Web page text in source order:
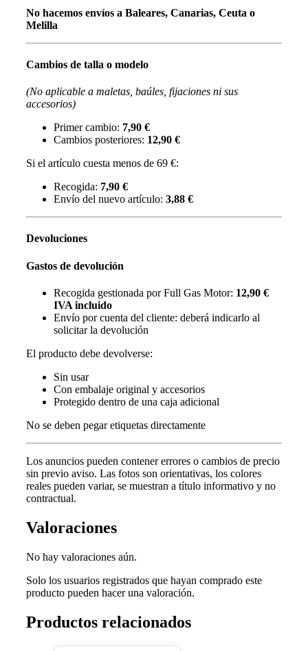
No hacemos envíos a Baleares, Canarias, Ceuta o
Melilla
Cambios de talla o modelo
(No aplicable a maletas, baúles, fijaciones ni sus
accesorios)
Primer cambio: 7,90 €
Cambios posteriores: 12,90 €
Si el artículo cuesta menos de 69 €:
Recogida: 7,90 €
Envío del nuevo artículo: 3,88 €
Devoluciones
Gastos de devolución
Recogida gestionada por Full Gas Motor: 12,90 €
IVA incluido
Envío por cuenta del cliente: deberá indicarlo al
solicitar la devolución
El producto debe devolverse:
Sin usar
Con embalaje original y accesorios
Protegido dentro de una caja adicional
No se deben pegar etiquetas directamente
Los anuncios pueden contener errores o cambios de precio
sin previo aviso. Las fotos son orientativas, los colores
reales pueden variar, se muestran a título informativo y no
contractual.
Valoraciones
No hay valoraciones aún.
Solo los usuarios registrados que hayan comprado este
producto pueden hacer una valoración.
Productos relacionados